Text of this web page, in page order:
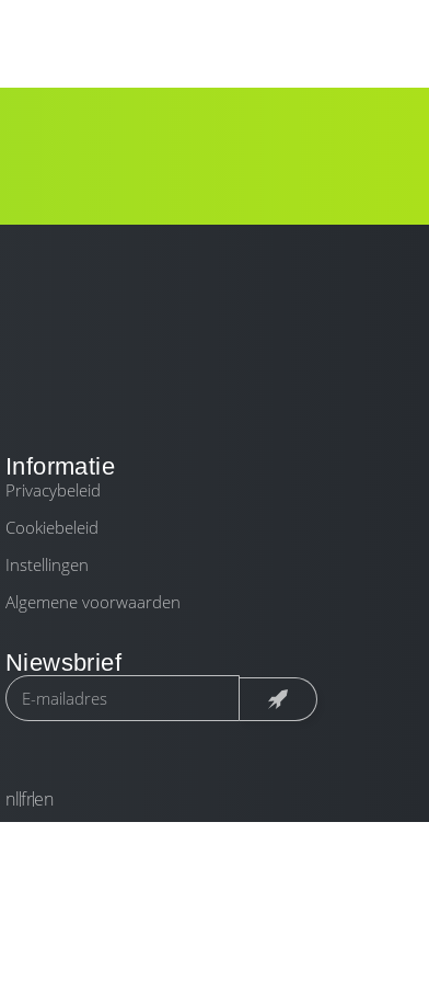
Informatie
Privacybeleid
Cookiebeleid
Instellingen
Algemene voorwaarden
Niewsbrief
nlfren